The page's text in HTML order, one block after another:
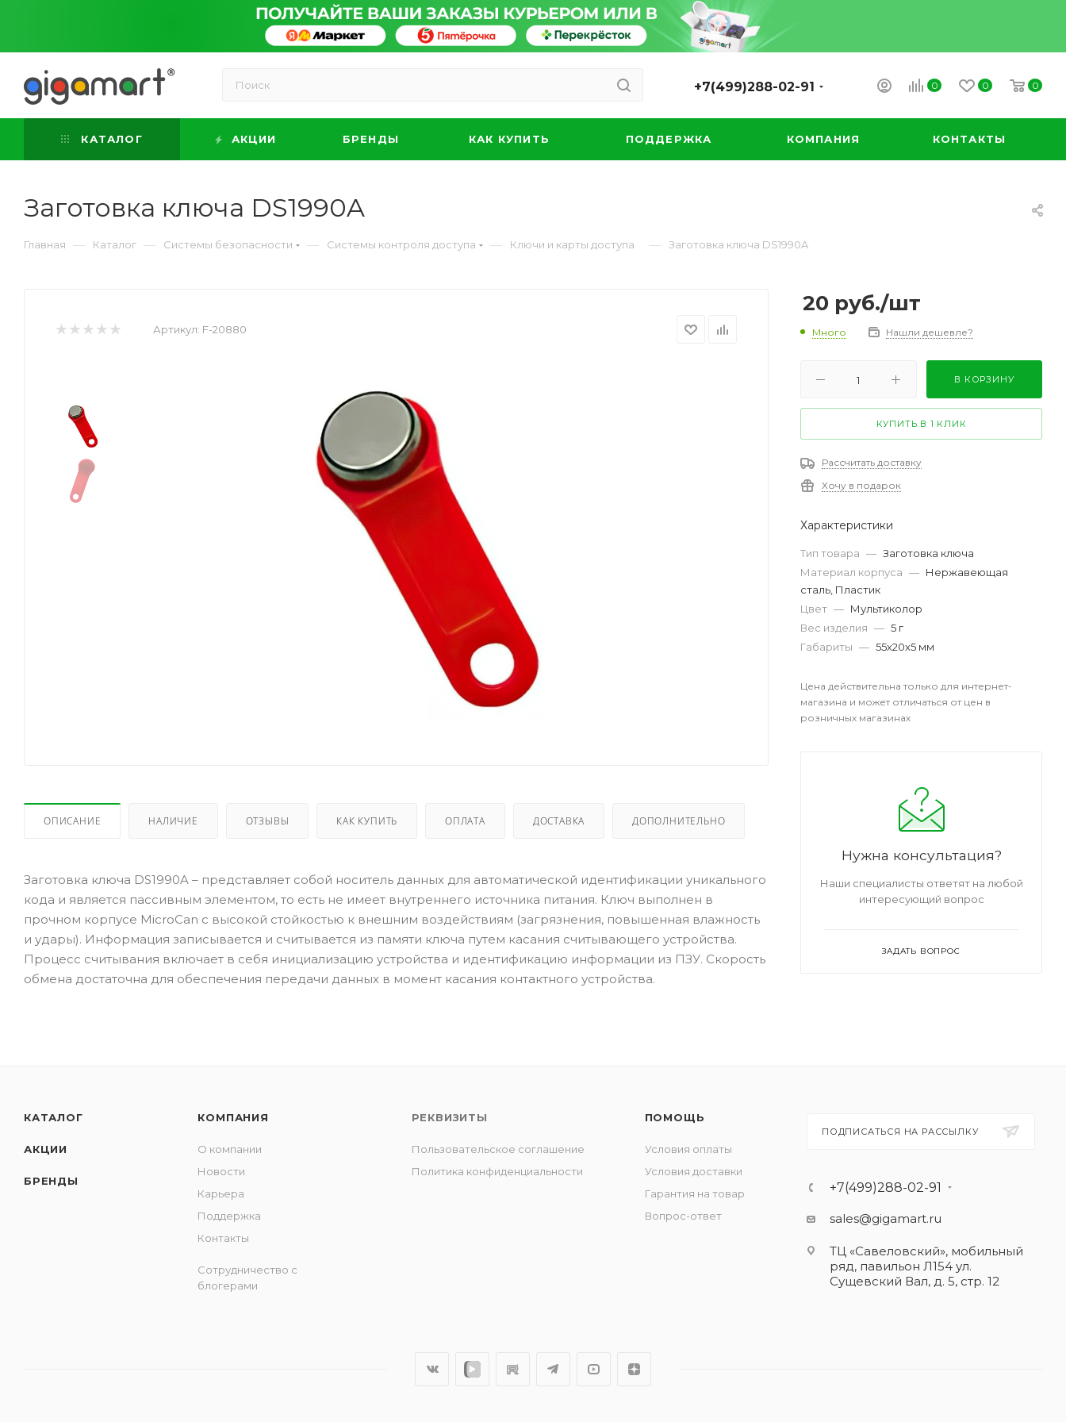
0 0 0
+7(499)288-02-91
КАТАЛОГ АКЦИИ БРЕНДЫ КАК КУПИТЬ ПОДДЕРЖКА КОМПАНИЯ КОНТАКТЫ
Заготовка ключа DS1990A
Главная — Каталог — Системы безопасности — Системы контроля доступа — Ключи и карты доступа — Заготовка ключа DS1990A
Артикул: F-20880
ОПИСАНИЕ НАЛИЧИЕ ОТЗЫВЫ КАК КУПИТЬ ОПЛАТА ДОСТАВКА ДОПОЛНИТЕЛЬНО
Заготовка ключа DS1990A – представляет собой носитель данных для автоматической идентификации уникального
кода и является пассивным элементом, то есть не имеет внутреннего источника питания. Ключ выполнен в
прочном корпусе MicroCan с высокой стойкостью к внешним воздействиям (загрязнения, повышенная влажность
и удары). Информация записывается и считывается из памяти ключа путем касания считывающего устройства.
Процесс считывания включает в себя инициализацию устройства и идентификацию информации из ПЗУ. Скорость
обмена достаточна для обеспечения передачи данных в момент касания контактного устройства.
20 руб./шт
Много Нашли дешевле?
В КОРЗИНУ
КУПИТЬ В 1 КЛИК
Рассчитать доставку
Хочу в подарок
Характеристики
Тип товара — Заготовка ключа
Материал корпуса — Нержавеющая
сталь, Пластик
Цвет — Мультиколор
Вес изделия — 5 г
Габариты — 55х20x5 мм
Цена действительна только для интернет-
магазина и может отличаться от цен в
розничных магазинах
Нужна консультация?
Наши специалисты ответят на любой
интересующий вопрос
ЗАДАТЬ ВОПРОС
КАТАЛОГ
АКЦИИ
БРЕНДЫ
КОМПАНИЯ
О компании
Новости
Карьера
Поддержка
Контакты
Сотрудничество с
блогерами
РЕКВИЗИТЫ
Пользовательское соглашение
Политика конфиденциальности
ПОМОЩЬ
Условия оплаты
Условия доставки
Гарантия на товар
Вопрос-ответ
ПОДПИСАТЬСЯ НА РАССЫЛКУ
+7(499)288-02-91
sales@gigamart.ru
ТЦ «Савеловский», мобильный
ряд, павильон Л154 ул.
Сущевский Вал, д. 5, стр. 12